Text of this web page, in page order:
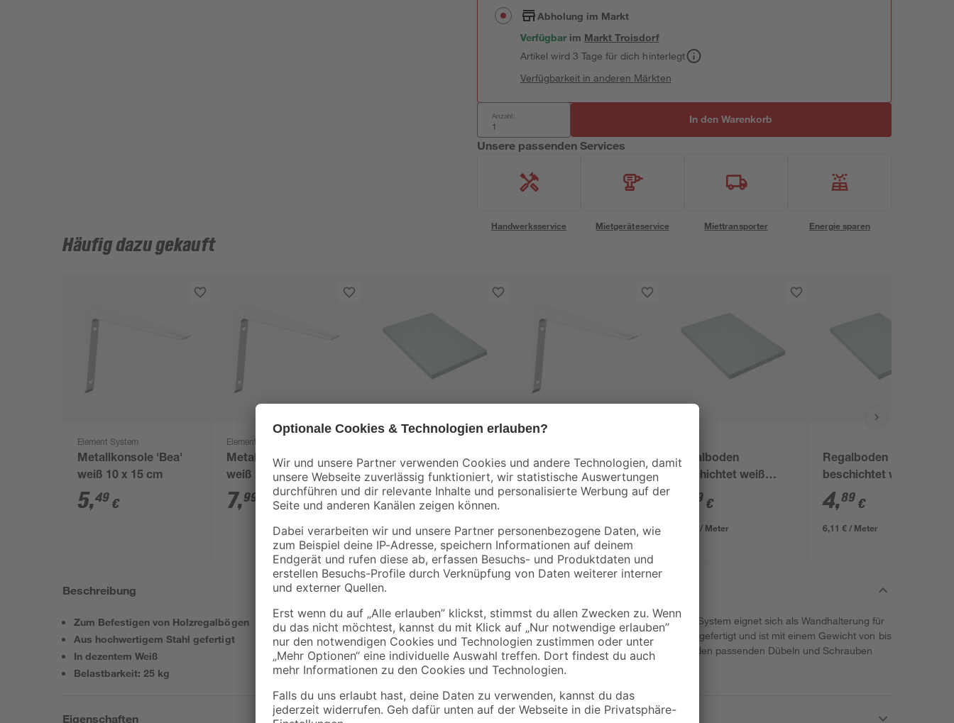
Abholung im Markt
Verfügbar im MarktTroisdorf
Artikel wird 3 Tage für dich hinterlegt
Verfügbarkeit in anderen Märkten
Anzahl: In den Warenkorb
Unsere passenden Services
Handwerksservice Mietgeräteservice Miettransporter Energie sparen
Häufig dazu gekauft
Element System
Metallkonsole 'Bea'
weiß 10 x 15 cm
5,49 €
Element System
Metallkonsole 'Bea'
weiß 20 x 25 cm
7,99
Regalboden
beschichtet weiß 800
x 200 x 16 mm
2,79 €
3,49 € / Meter
Metallkonsole 'Bea'
weiß 20 x 30 cm
9,99
Regalboden
beschichtet weiß
1600 x 200 x 16 mm
19 €
3,87 € / Meter
Regalboden
beschichtet weiß 800
x 300 x 16 mm
4,89 €
6,11 € / Meter
Beschreibung
Zum Befestigen von Holzregalbögen
Aus hochwertigem Stahl gefertigt
In dezentem Weiß
Belastbarkeit: 25 kg
Die Metallkonsole "Bea" von der Firma Element System eignet sich als Wandhalterung für
Holzregalböden. Sie ist aus hochwertigem Stahl gefertigt und ist mit einem Gewicht von bis
zu 25 kg belastbar. Das Trägerelement wird mit den passenden Dübeln und Schrauben
einfach in der Wand befestigt.
Eigenschaften